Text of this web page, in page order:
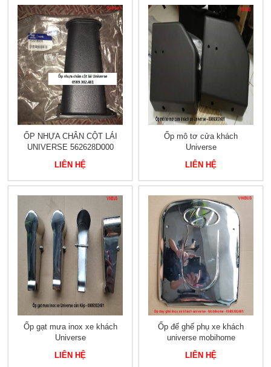
ỐP NHỰA CHÂN CỘT LÁI
UNIVERSE 562628D000
LIÊN HỆ
Ốp mô tơ cửa khách
Universe
LIÊN HỆ
Ốp gạt mưa inox xe khách
Universe
LIÊN HỆ
Ốp đế ghế phụ xe khách
universe mobihome
LIÊN HỆ